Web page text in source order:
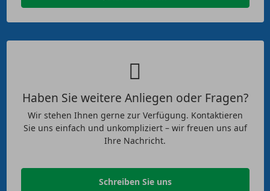
Haben Sie weitere Anliegen oder Fragen?
Wir stehen Ihnen gerne zur Verfügung. Kontaktieren
Sie uns einfach und unkompliziert – wir freuen uns auf
Ihre Nachricht.
Schreiben Sie uns